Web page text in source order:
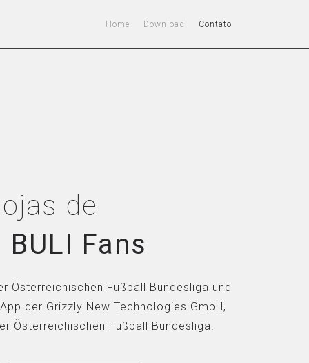
Home Download Contato
de
BULI Fans
Österreichischen Fußball Bundesliga und
der Grizzly New Technologies GmbH,
Österreichischen Fußball Bundesliga.